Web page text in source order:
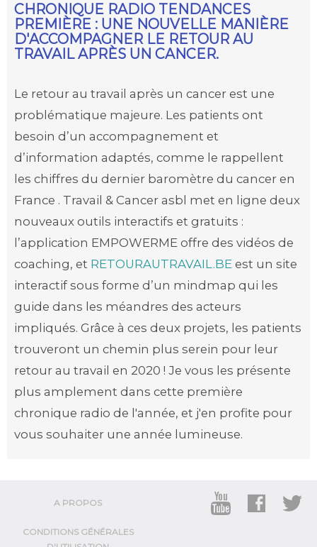
CHRONIQUE RADIO TENDANCES
PREMIÈRE : UNE NOUVELLE MANIÈRE
D'ACCOMPAGNER LE RETOUR AU
TRAVAIL APRÈS UN CANCER.
Le retour au travail après un cancer est une
problématique majeure. Les patients ont
besoin d’un accompagnement et
d’information adaptés, comme le rappellent
les chiffres du dernier baromètre du cancer en
France . Travail & Cancer asbl met en ligne deux
nouveaux outils interactifs et gratuits :
l’application EMPOWERME offre des vidéos de
coaching, et RETOURAUTRAVAIL.BE est un site
interactif sous forme d’un mindmap qui les
guide dans les méandres des acteurs
impliqués. Grâce à ces deux projets, les patients
trouveront un chemin plus serein pour leur
retour au travail en 2020 ! Je vous les présente
plus amplement dans cette première
chronique radio de l'année, et j'en profite pour
vous souhaiter une année lumineuse.
A PROPOS
CONDITIONS GÉNÉRALES